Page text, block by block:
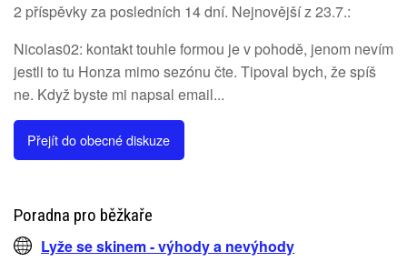
2 příspěvky za posledních 14 dní. Nejnovější z 23.7.:
Nicolas02: kontakt touhle formou je v pohodě, jenom nevím
jestli to tu Honza mimo sezónu čte. Tipoval bych, že spíš
ne. Když byste mi napsal email...
Přejít do obecné diskuze
Poradna pro běžkaře
Lyže se skinem - výhody a nevýhody